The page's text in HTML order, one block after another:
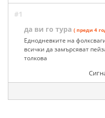
#1
да ви го тура ( преди 4
Еднодневките на
всички да замърсяват
толкова